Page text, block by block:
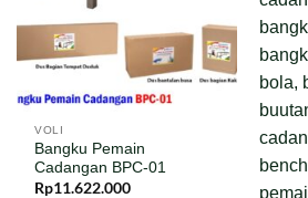
VOLI
Bangku Pemain
Cadangan BPC-01
Rp11.622.000